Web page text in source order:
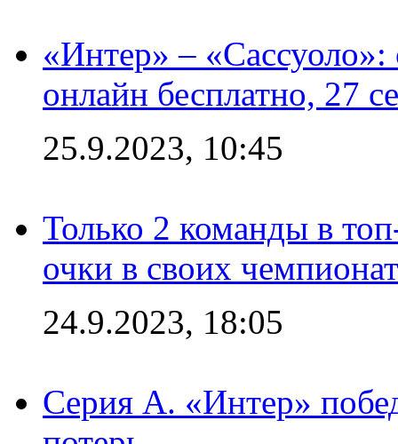
«Интер» –
онлайн бесплатно, 27
25.9.2023, 10:45
Только 2 команды в
очки в своих
24.9.2023, 18:05
Серия А. «Интер»